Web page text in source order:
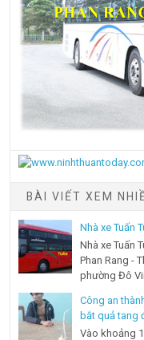
BÀI VIẾT XEM
Nhà xe Tuấn
Nhà xe Tuấn
Phan Rang -
phường Đô
Công an
bắt quả tang
Vào khoảng